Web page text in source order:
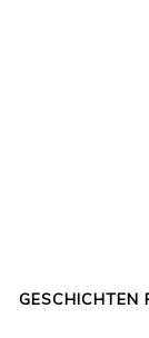
GESCHICHTEN